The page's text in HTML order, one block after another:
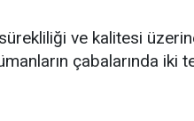
ve kalitesi
çabalarında